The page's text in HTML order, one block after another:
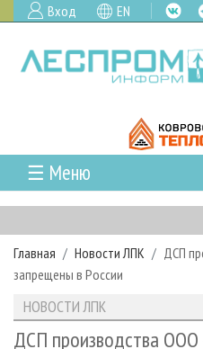
Вход EN
☰ Меню
ГЛАВНАЯ
РУБРИКИ И ТЕМЫ
РУБРИКИ ЖУРНАЛА
ЛЕСОЗАГОТОВКА
НОВОСТИ
НОВОСТИ ЛПК
ПРОЕКТЫ ЛПИ
АНАЛИТИКА
АРХИВ
Главная Новости ЛПК
ДСП
запрещены в России
НОВОСТИ ЛПК
ДСП производства ООО